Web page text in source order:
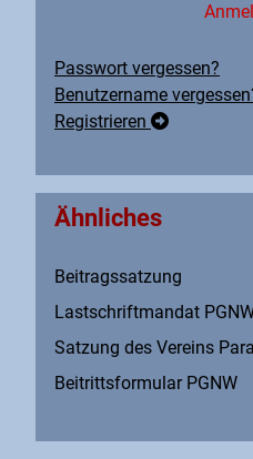
Passwort vergessen?
Benutzername
Registrieren
Ähnliches
Beitragssatzung
Lastschriftmandat
Satzung des Vereins
Beitrittsformular PGNW